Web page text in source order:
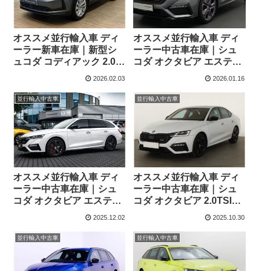
オススメ並行輸入車 ディ
ーラー新車在庫｜新型シ
ュコダ コディアック 2.0
2026.02.03
オススメ並行輸入車 ディ
ーラー中古車在庫｜シュ
コダ オクタビア エステー
2026.01.16
並行輸入中古車
オススメ並行輸入車 ディ
ーラー中古車在庫｜シュ
コダ オクタビア エステー
2025.12.02
並行輸入中古車
オススメ並行輸入車 ディ
ーラー中古車在庫｜シュ
コダ オクタビア 2.0TSI
RS 7DSG 左ハンドル
2025.10.30
並行輸入中古車 並行輸入中古車